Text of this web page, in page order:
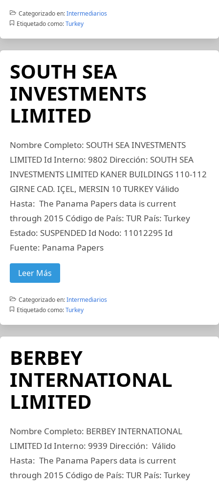
Categorizado en:Intermediarios
Etiquetado como: Turkey
SOUTH SEA
INVESTMENTS
LIMITED
Nombre Completo: SOUTH SEA INVESTMENTS
LIMITED Id Interno: 9802 Dirección: SOUTH SEA
INVESTMENTS LIMITED KANER BUILDINGS 110-112
GIRNE CAD. IÇEL, MERSIN 10 TURKEY Válido
Hasta: The Panama Papers data is current
through 2015 Código de País: TUR País: Turkey
Estado: SUSPENDED Id Nodo: 11012295 Id
Fuente: Panama Papers
Leer Más
Categorizado en:Intermediarios
Etiquetado como: Turkey
BERBEY
INTERNATIONAL
LIMITED
Nombre Completo: BERBEY INTERNATIONAL
LIMITED Id Interno: 9939 Dirección: Válido
Hasta: The Panama Papers data is current
through 2015 Código de País: TUR País: Turkey